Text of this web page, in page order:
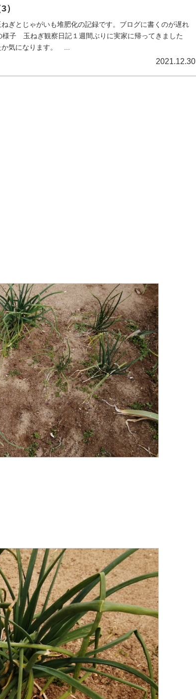
）
ぎとじゃがいも堆肥化の記録です。ブログに書くのが遅れ
様子 玉ねぎ観察日記１週間ぶりに実家に帰ってきました
気になります。 ...
2021.12.30